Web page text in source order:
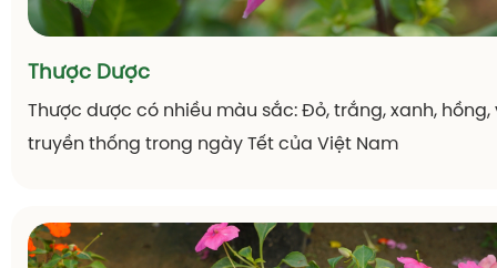
Thược Dược
Thược dược có nhiều màu sắc: Đỏ, trắng, xanh, hồng,
truyền thống trong ngày Tết của Việt Nam